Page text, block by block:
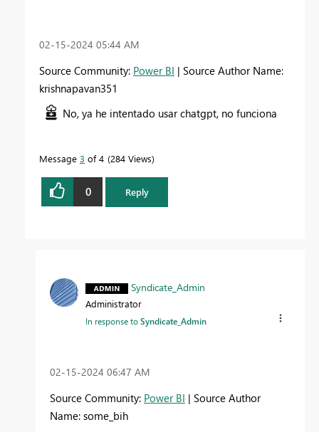
‎02-15-2024 05:44 AM
Source Community: Power BI | Source Author Name:
krishnapavan351
No, ya he intentado usar chatgpt, no funciona
Message 3 of 4 284 Views
0 Reply
Syndicate_Admin
Administrator
In response toSyndicate_Admin
‎02-15-2024 06:47 AM
Source Community: Power BI | Source Author
Name: some_bih